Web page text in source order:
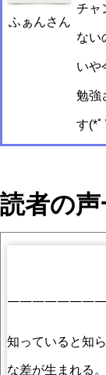
ふぁんさん
チャ
ない
いや
勉強
す(*
読者の